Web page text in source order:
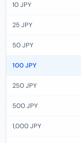
10 JPY
25 JPY
50 JPY
100 JPY
250 JPY
500 JPY
1,000 JPY